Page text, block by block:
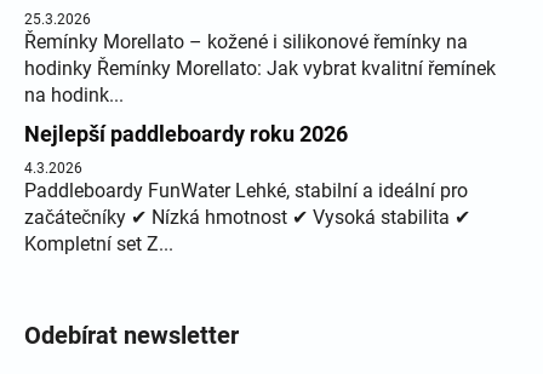
25.3.2026
Řemínky Morellato – kožené i silikonové řemínky na
hodinky Řemínky Morellato: Jak vybrat kvalitní řemínek
na hodink...
Nejlepší paddleboardy roku 2026
4.3.2026
Paddleboardy FunWater Lehké, stabilní a ideální pro
začátečníky ✔ Nízká hmotnost ✔ Vysoká stabilita ✔
Kompletní set Z...
Odebírat newsletter